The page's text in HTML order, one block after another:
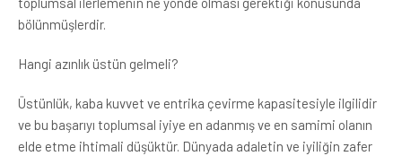
bölünmüşlerdir.
Hangi azınlık üstün gelmeli?
Üstünlük, kaba kuvvet ve entrika çevirme kapasitesiyle ilgilidir
ve bu başarıyı toplumsal iyiye en adanmış ve en samimi olanın
elde etme ihtimali düşüktür. Dünyada adaletin ve iyiliğin zafer